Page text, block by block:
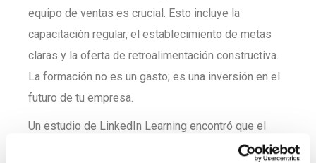
equipo de ventas es crucial. Esto incluye la
capacitación regular, el establecimiento de metas
claras y la oferta de retroalimentación constructiva.
La formación no es un gasto; es una inversión en el
futuro de tu empresa.
Un estudio de LinkedIn Learning encontró que el
94% de los empleados permanecerían más tiempo